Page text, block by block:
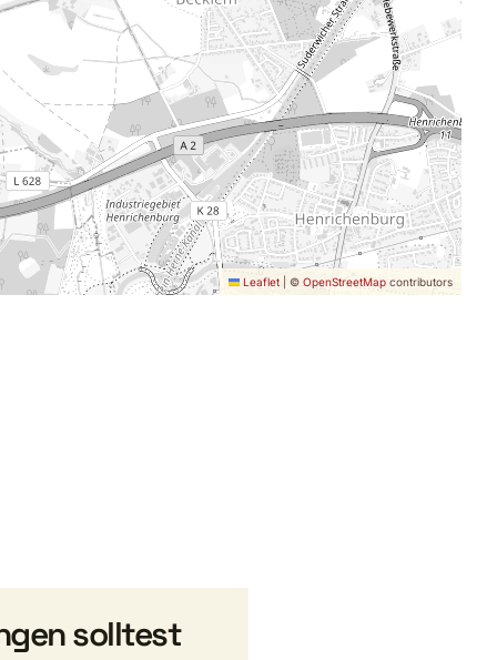
Leaflet © OpenStreetMap contributors
solltest